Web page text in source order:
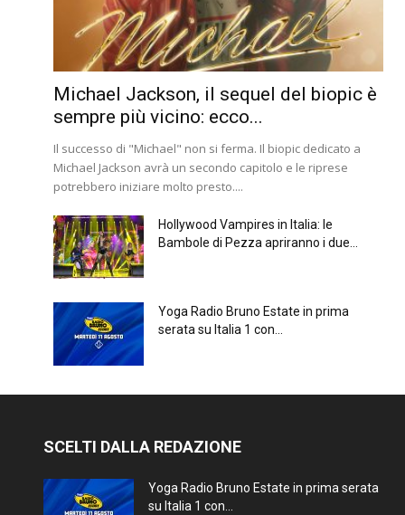
Michael Jackson, il sequel del biopic è
sempre più vicino: ecco...
Il successo di "Michael" non si ferma. Il biopic dedicato a
Michael Jackson avrà un secondo capitolo e le riprese
potrebbero iniziare molto presto....
Hollywood Vampires in Italia: le
Bambole di Pezza apriranno i due...
Yoga Radio Bruno Estate in prima
serata su Italia 1 con...
SCELTI DALLA REDAZIONE
Yoga Radio Bruno Estate in prima serata
su Italia 1 con...